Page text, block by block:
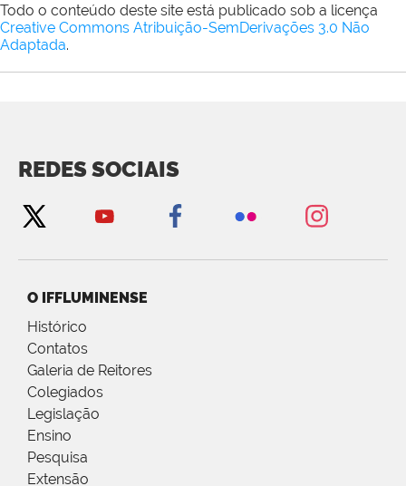
Todo o conteúdo deste site está publicado sob a licença
Creative Commons Atribuição-SemDerivações 3.0 Não
Adaptada.
REDES SOCIAIS
O IFFLUMINENSE
Histórico
Contatos
Galeria de Reitores
Colegiados
Legislação
Ensino
Pesquisa
Extensão